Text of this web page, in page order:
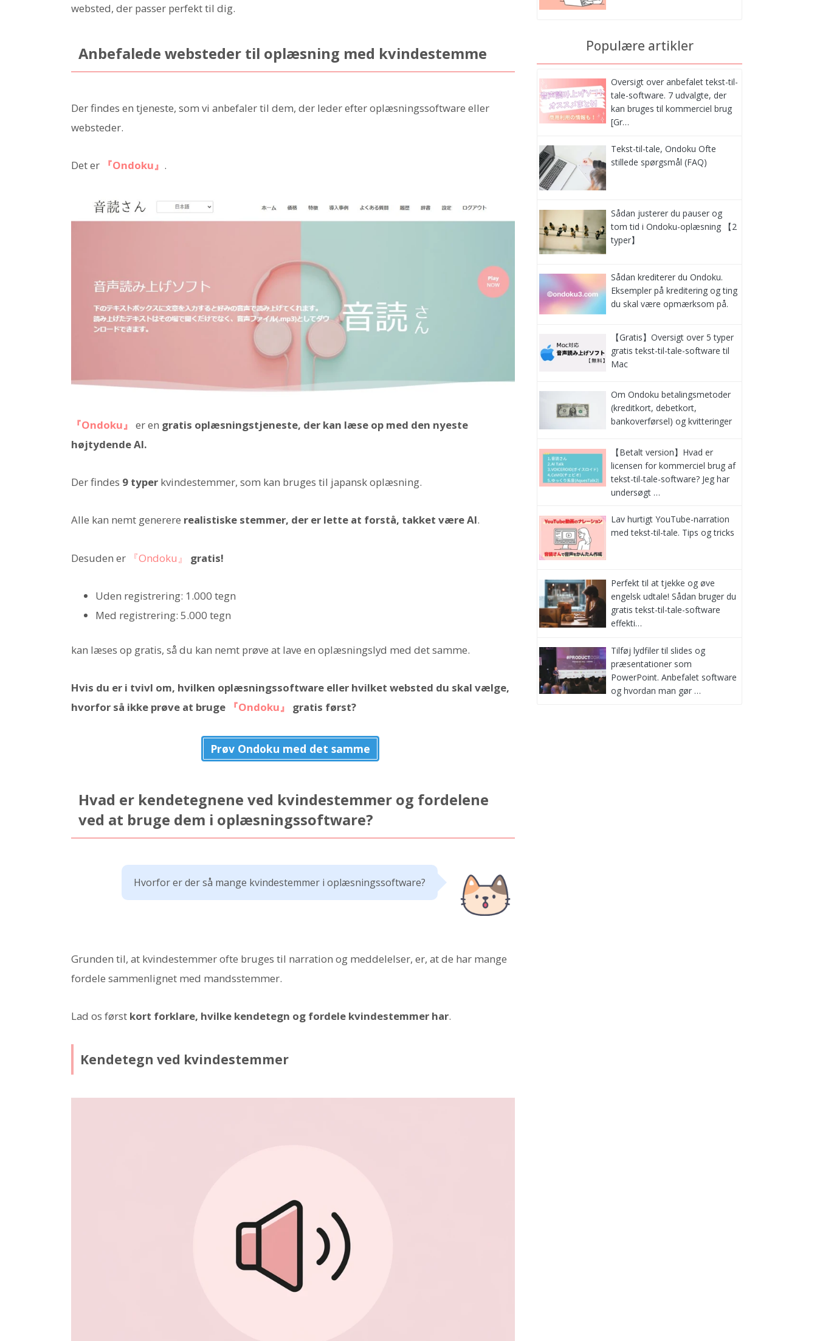
websted, der passer perfekt til dig.
Anbefalede websteder til oplæsning med kvindestemme
Der findes en tjeneste, som vi anbefaler til dem, der leder efter oplæsningssoftware eller
websteder.
Det er 『Ondoku』 .
『Ondoku』 er en gratis oplæsningstjeneste, der kan læse op med den nyeste
højtydende AI.
Der findes 9 typer kvindestemmer, som kan bruges til japansk oplæsning.
Alle kan nemt generere realistiske stemmer, der er lette at forstå, takket være AI.
Desuden er 『Ondoku』 gratis!
Uden registrering: 1.000 tegn
Med registrering: 5.000 tegn
kan læses op gratis, så du kan nemt prøve at lave en oplæsningslyd med det samme.
Hvis du er i tvivl om, hvilken oplæsningssoftware eller hvilket websted du skal vælge,
hvorfor så ikke prøve at bruge
『Ondoku』 gratis først?
Prøv Ondoku med det samme
Hvad er kendetegnene ved kvindestemmer og fordelene
ved at bruge dem i oplæsningssoftware?
Hvorfor er der så mange kvindestemmer i oplæsningssoftware?
Grunden til, at kvindestemmer ofte bruges til narration og meddelelser, er, at de har mange
fordele sammenlignet med mandsstemmer.
Lad os først kort forklare, hvilke kendetegn og fordele kvindestemmer har.
Kendetegn ved kvindestemmer
Populære artikler
Oversigt over anbefalet tekst-til-
tale-software. 7 udvalgte, der
kan bruges til kommerciel brug
[Gr…
Tekst-til-tale, Ondoku Ofte
stillede spørgsmål (FAQ)
Sådan justerer du pauser og
tom tid i Ondoku-oplæsning 【2
typer】
Sådan krediterer du Ondoku.
Eksempler på kreditering og ting
du skal være opmærksom på.
【Gratis】Oversigt over 5 typer
gratis tekst-til-tale-software til
Mac
Om Ondoku betalingsmetoder
(kreditkort, debetkort,
bankoverførsel) og kvitteringer
【Betalt version】Hvad er
licensen for kommerciel brug af
tekst-til-tale-software? Jeg har
undersøgt …
Lav hurtigt YouTube-narration
med tekst-til-tale. Tips og tricks
Perfekt til at tjekke og øve
engelsk udtale! Sådan bruger du
gratis tekst-til-tale-software
effekti…
Tilføj lydfiler til slides og
præsentationer som
PowerPoint. Anbefalet software
og hvordan man gør …